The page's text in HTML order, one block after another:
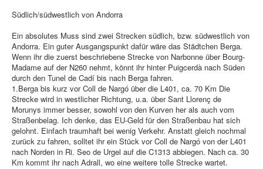
Südlich/südwestlich von Andorra
Ein absolutes Muss sind zwei Strecken südlich, bzw. südwestlich von
Andorra. Ein guter Ausgangspunkt dafür wäre das Städtchen Berga.
Wenn ihr die zuerst beschriebene Strecke von Narbonne über Bourg-
Madame auf der N260 nehmt, könnt ihr hinter Puigcerdà nach Süden
durch den Tunel de Cadí bis nach Berga fahren.
1.Berga bis kurz vor Coll de Nargó über die L401, ca. 70 Km Die
Strecke wird in westlicher Richtung, u.a. über Sant Llorenç de
Morunys immer besser, sowohl von den Kurven her als auch vom
Straßenbelag. Ich denke, das EU-Geld für den Straßenbau hat sich
gelohnt. Einfach traumhaft bei wenig Verkehr. Anstatt gleich nochmal
zurück zu fahren, solltet ihr ein Stück vor Coll de Nargó von der L401
nach Norden in Ri. Seo de Urgel auf die C1313 abbiegen. Nach ca. 30
Km kommt ihr nach Adrall, wo eine weitere tolle Strecke wartet.